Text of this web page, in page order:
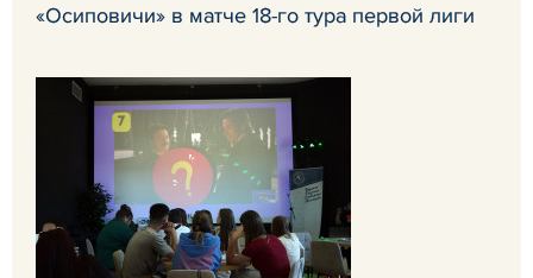
«Осиповичи» в матче 18-го тура первой лиги